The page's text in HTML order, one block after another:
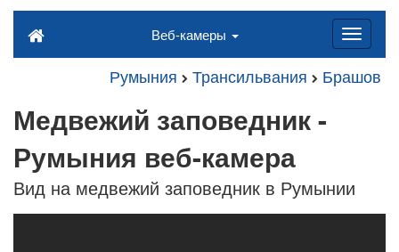
Веб-камеры
Румыния Трансильвания Брашов
Медвежий заповедник -
Румыния веб-камера
Вид на медвежий заповедник в Румынии